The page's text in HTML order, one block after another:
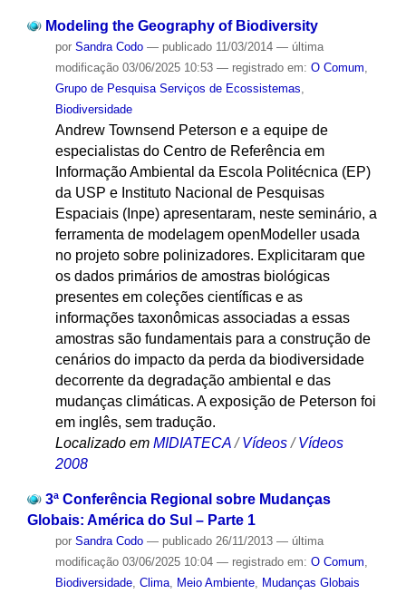
Modeling the Geography of Biodiversity
por Sandra Codo — publicado11/03/2014 — última
modificação03/06/2025 10:53 — registrado em: O Comum,
Grupo de Pesquisa Serviços de Ecossistemas,
Biodiversidade
Andrew Townsend Peterson e a equipe de
especialistas do Centro de Referência em
Informação Ambiental da Escola Politécnica (EP)
da USP e Instituto Nacional de Pesquisas
Espaciais (Inpe) apresentaram, neste seminário, a
ferramenta de modelagem openModeller usada
no projeto sobre polinizadores. Explicitaram que
os dados primários de amostras biológicas
presentes em coleções científicas e as
informações taxonômicas associadas a essas
amostras são fundamentais para a construção de
cenários do impacto da perda da biodiversidade
decorrente da degradação ambiental e das
mudanças climáticas. A exposição de Peterson foi
em inglês, sem tradução.
Localizado em MIDIATECA /Vídeos /Vídeos
2008
3ª Conferência Regional sobre Mudanças
Globais: América do Sul – Parte 1
por Sandra Codo — publicado26/11/2013 — última
modificação03/06/2025 10:04 — registrado em: O Comum
Biodiversidade, Clima, Meio Ambiente, Mudanças Globais